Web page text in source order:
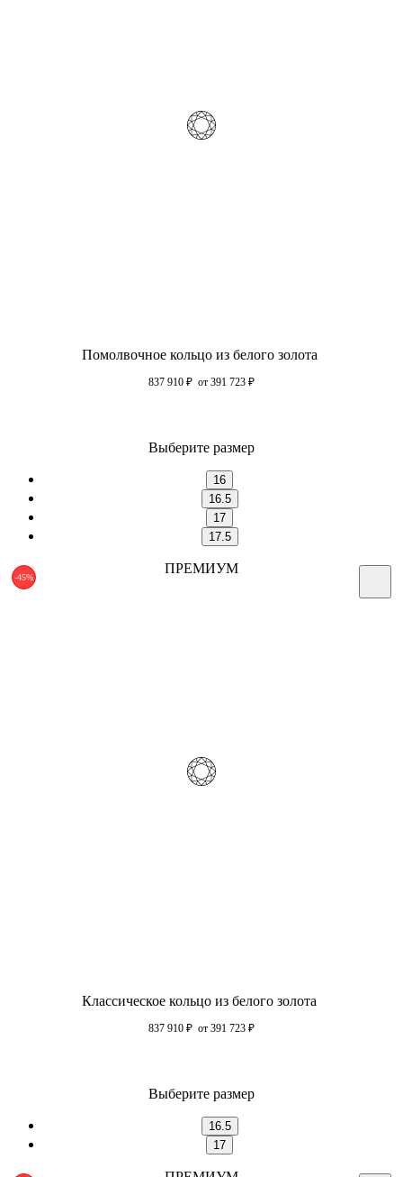
Помолвочное кольцо из белого золота
837 910 ₽ от 391 723 ₽
Выберите размер
16
16.5
17
17.5
-45%
ПРЕМИУМ
Классическое кольцо из белого золота
837 910 ₽ от 391 723 ₽
Выберите размер
16.5
17